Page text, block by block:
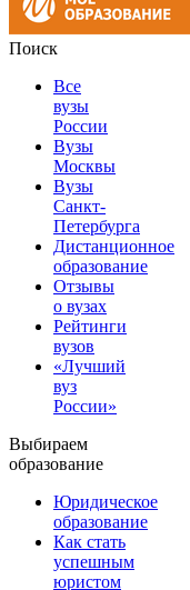
Поиск
Все
вузы
России
Вузы
Москвы
Вузы
Санкт-
Петербурга
Дистанционное
образование
Отзывы
о вузах
Рейтинги
вузов
«Лучший
вуз
России»
Выбираем
образование
Юридическое
образование
Как стать
успешным
юристом